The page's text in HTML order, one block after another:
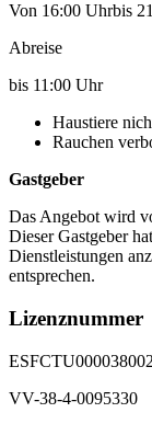
Von 16:00 Uhrbis
Abreise
bis 11:00 Uhr
Haustiere
Rauchen
Gastgeber
Das Angebot wird
Dieser Gastgeber
Dienstleistungen
entsprechen.
Lizenznummer
VV-38-4-0095330